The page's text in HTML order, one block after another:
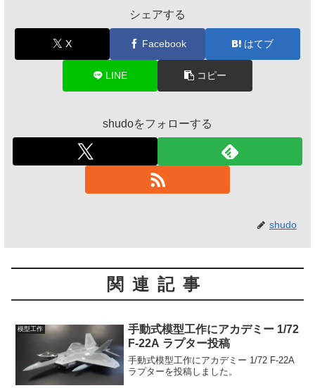
シェアする
X Facebook はてブ
LINE コピー
shudoをフォローする
shudo
関連記事
模型工作
手動式模型工作にアカデミー 1/72
F-22A ラプター投稿
手動式模型工作にアカデミー 1/72 F-22A
ラプターを投稿しました。